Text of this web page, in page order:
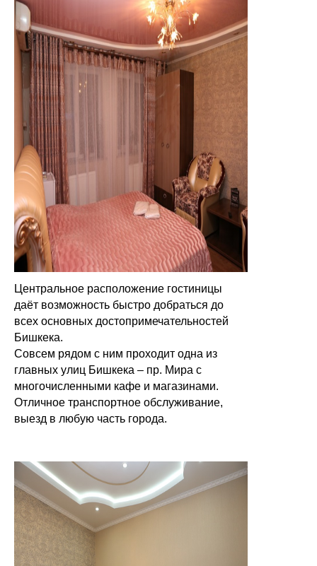
Центральное расположение гостиницы
даёт возможность быстро добраться до
всех основных достопримечательностей
Бишкека.
Совсем рядом с ним проходит одна из
главных улиц Бишкека – пр. Мира с
многочисленными кафе и магазинами.
Отличное транспортное обслуживание,
выезд в любую часть города.